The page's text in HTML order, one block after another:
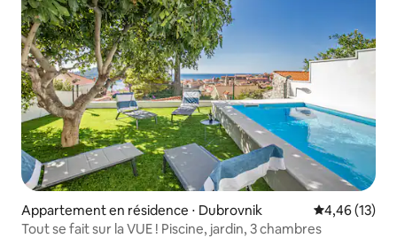
Appartement en résidence ⋅ Dubrovnik Évaluation
4,46 (13)
Tout se fait sur la VUE ! Piscine, jardin, 3 chambres